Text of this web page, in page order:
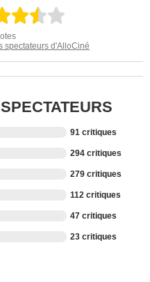
spectateurs d'AlloCiné
91 critiques
294 critiques
279 critiques
112 critiques
47 critiques
23 critiques